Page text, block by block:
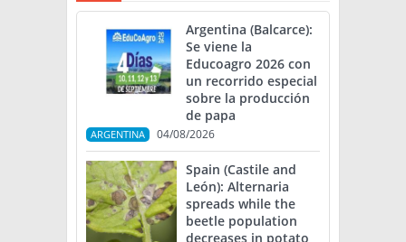
Argentina (Balcarce):
Se viene la
Educoagro 2026 con
un recorrido especial
sobre la producción
de papa
ARGENTINA 04/08/2026
Spain (Castile and
León): Alternaria
spreads while the
beetle population
decreases in potato